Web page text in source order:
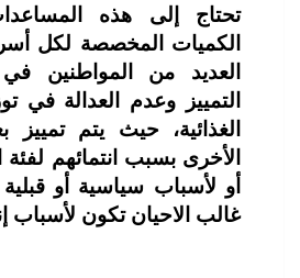
تحتاج إلى هذه
الكميات المخصصة لكل
العديد من المواطنين
التمييز وعدم العدالة في
الغذائية، حيث يتم
الأخرى بسبب انتمائهم
أو لأسباب سياسية أو
غالب الاحيان تكون لأسباب